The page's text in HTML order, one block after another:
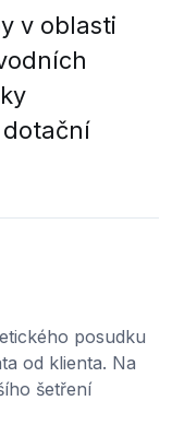
v oblasti
posudku
od klienta. Na
šetření